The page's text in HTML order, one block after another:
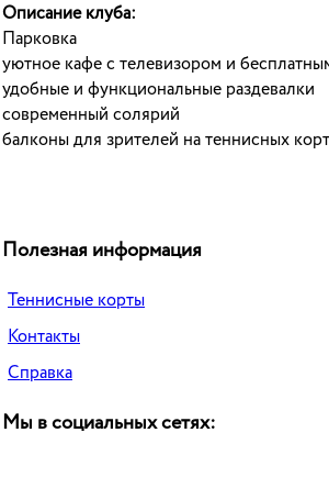
Описание клуба:
Парковка
уютное кафе с телевизором и
удобные и функциональные раздевалки
современный солярий
балконы для зрителей на теннисных
Полезная информация
Теннисные корты
Контакты
Справка
Мы в социальных сетях: